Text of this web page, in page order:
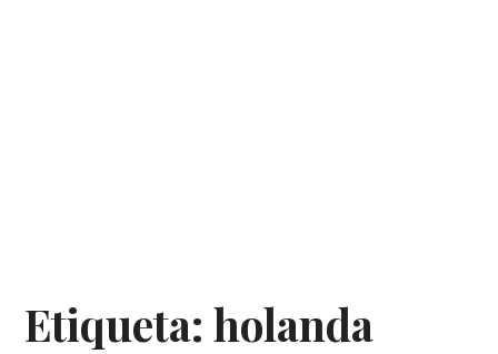
Etiqueta:holanda